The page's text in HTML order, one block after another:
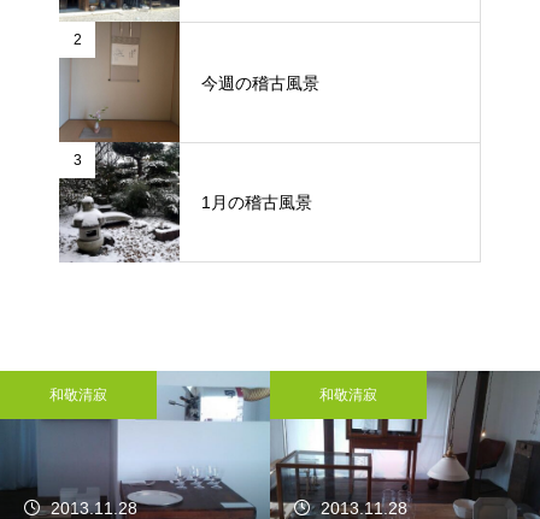
2
今週の稽古風景
3
1月の稽古風景
和敬清寂
2013.11.28
和敬清寂
2013.11.28